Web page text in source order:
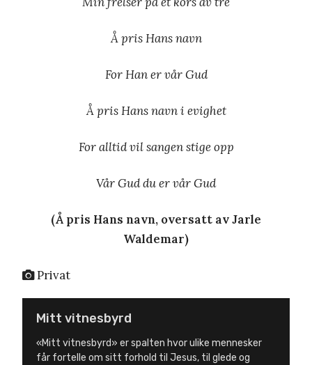
Å pris Hans navn
For Han er vår Gud
Å pris Hans navn i evighet
For alltid vil sangen stige opp
Vår Gud du er vår Gud
(Å pris Hans navn, oversatt av Jarle
Waldemar)
Privat
Mitt vitnesbyrd
«Mitt vitnesbyrd» er spalten hvor ulike mennesker
får fortelle om sitt forhold til Jesus, til glede og